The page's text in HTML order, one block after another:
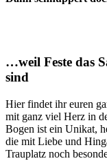
…weil Feste das
sind
Hier findet ihr euren
mit ganz viel Herz in
Bogen ist ein Unikat,
die mit Liebe und
Trauplatz noch